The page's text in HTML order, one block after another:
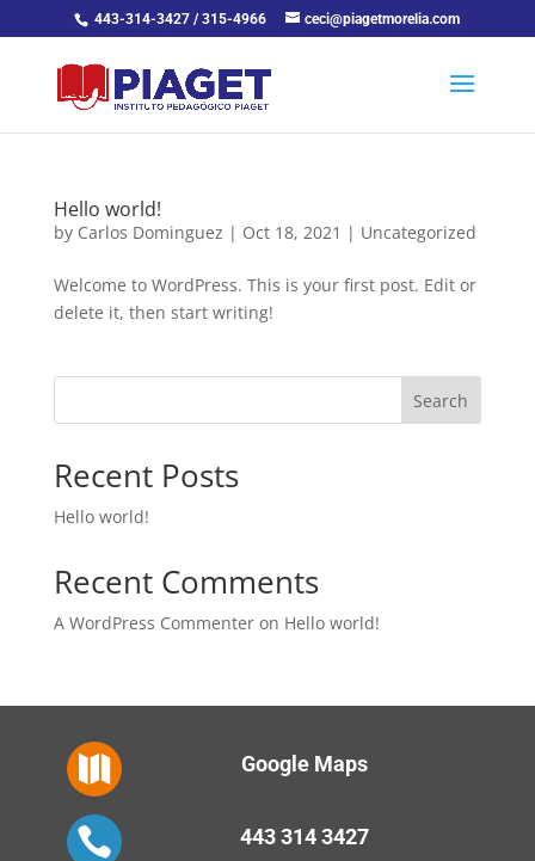
443-314-3427 / 315-4966 ceci@piagetmorelia.com
Hello world!
by Carlos Dominguez | Oct 18, 2021 | Uncategorized
Welcome to WordPress. This is your first post. Edit or
delete it, then start writing!
Search
Recent Posts
Hello world!
Recent Comments
A WordPress Commenteron Hello world!
 Google Maps
 443 314 3427